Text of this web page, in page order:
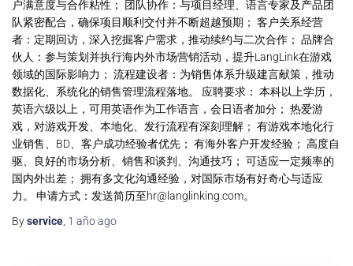
户满意度与合作粘性； 团队协作：与项目经理、语言专家及产品团
队紧密配合，确保项目顺利交付并不断超越预期； 客户关系经营
者：定期回访，深入挖掘客户需求，推动续约与二次合作； 品牌合
伙人：参与策划并执行海内外市场营销活动，提升LangLink在游戏
领域的国际影响力； 流程建设者：为销售体系升级建言献策，推动
数据化、系统化的销售管理流程落地。 应聘要求： 本科以上学历，
英语六级以上，可用英语作为工作语言，会日语者加分； 热爱游
戏，对游戏开发、本地化、发行流程有深刻理解； 有游戏本地化行
业销售、BD、客户成功经验者优先； 有海外客户开发经验； 高度自
驱、良好的市场分析、销售和谈判、沟通技巧； 可适应一定频率的
国内外出差； 拥有多文化沟通经验，对国际市场有好奇心与适应
力。 申请方式：发送简历至hr@langlinking.com。
Byservice 1 añoago